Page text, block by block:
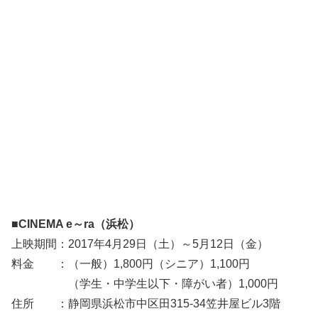
■CINEMA e～ra（浜松）
上映期間：2017年4月29日（土）～5月12日（金）
料金 ：（一般）1,800円（シニア）1,100円
（学生・中学生以下・障がい者）1,000円
住所 ：静岡県浜松市中区田315-34笠井屋ビル3階